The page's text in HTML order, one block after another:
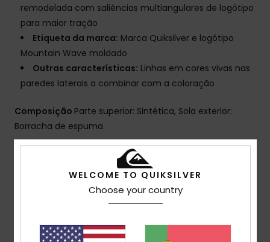
remodelada com saliências multiangulares de logótipo
para maior tração
Etiqueta da marca: Marca Quiksilver e logótipo
Mountain Wave moldado
Outras características: Linhas em cores vivas nas
paredes laterais a combinar com a coloração
Composição Parte superior: Sintética, Sola exterior:
Borracha de espuma
Envio& Devoluciones
Avaliações dos clientes
WELCOME TO QUIKSILVER
Choose your country